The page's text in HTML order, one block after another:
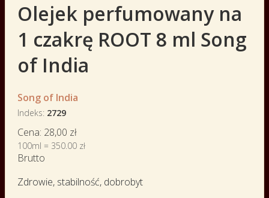
Olejek perfumowany na
1 czakrę ROOT 8 ml Song
of India
Song of India
Indeks 2729
Cena: 28,00 zł
100ml = 350.00 zł
Brutto
Zdrowie, stabilność, dobrobyt